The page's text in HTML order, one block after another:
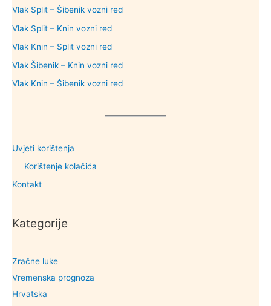
Vlak Split – Šibenik vozni red
Vlak Split – Knin vozni red
Vlak Knin – Split vozni red
Vlak Šibenik – Knin vozni red
Vlak Knin – Šibenik vozni red
Uvjeti korištenja
Korištenje kolačića
Kontakt
Kategorije
Zračne luke
Vremenska prognoza
Hrvatska